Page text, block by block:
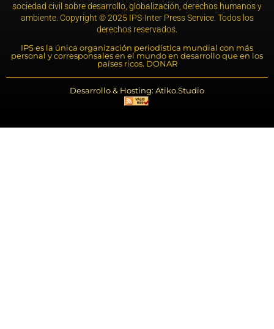
sociedad civil sobre desarrollo, globalización, derechos humanos y
ambiente. Copyright © 2025 IPS-Inter Press Service. Todos los
derechos reservados.
IPS es la única organización periodística mundial con más
personal y corresponsales en el mundo en desarrollo que en los
países ricos. DONAR
Desarrollo & Hosting: Atiko.Studio